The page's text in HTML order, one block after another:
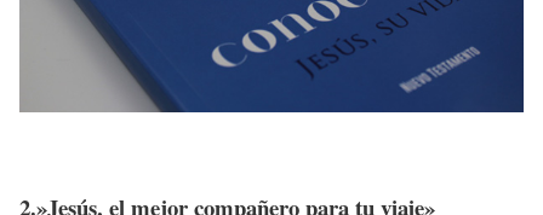
2.»Jesús, el mejor compañero para tu viaje»